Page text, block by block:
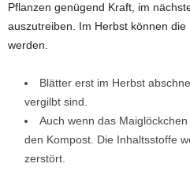
Pflanzen genügend Kraft, im
auszutreiben. Im Herbst können
werden.
Blätter erst im Herbst
vergilbt sind.
Auch wenn das
den Kompost. Die Inhaltsstoffe
zerstört.